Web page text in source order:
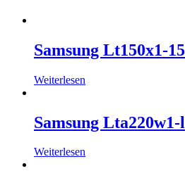
Samsung Lt150x1-
Weiterlesen
Samsung Lta220w1-
Weiterlesen